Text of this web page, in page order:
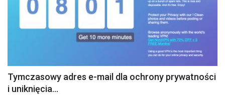
Tymczasowy adres e-mail dla ochrony prywatności
i uniknięcia...